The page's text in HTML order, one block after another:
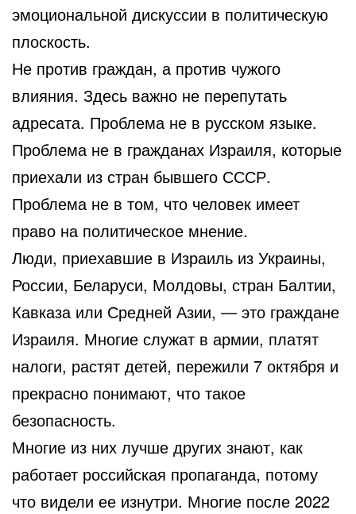
эмоциональной дискуссии в политическую
плоскость.
Не против граждан, а против чужого
влияния. Здесь важно не перепутать
адресата. Проблема не в русском языке.
Проблема не в гражданах Израиля, которые
приехали из стран бывшего СССР.
Проблема не в том, что человек имеет
право на политическое мнение.
Люди, приехавшие в Израиль из Украины,
России, Беларуси, Молдовы, стран Балтии,
Кавказа или Средней Азии, — это граждане
Израиля. Многие служат в армии, платят
налоги, растят детей, пережили 7 октября и
прекрасно понимают, что такое
безопасность.
Многие из них лучше других знают, как
работает российская пропаганда, потому
что видели ее изнутри. Многие после 2022